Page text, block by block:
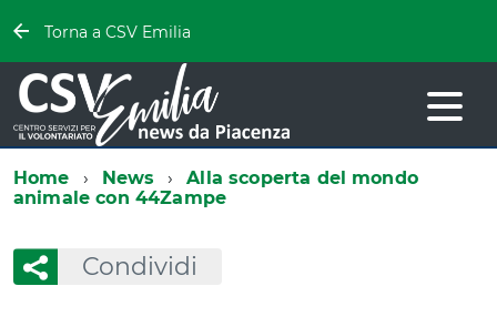
Torna a CSV Emilia
Home News
Alla scoperta del mondo
animale con 44Zampe
Condividi